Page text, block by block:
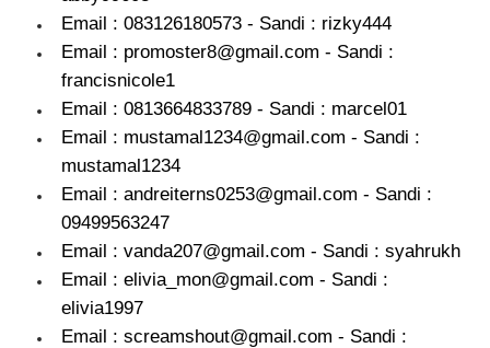
Email : 083126180573 - Sandi : rizky444
Email : promoster8@gmail.com - Sandi :
francisnicole1
Email : 0813664833789 - Sandi : marcel01
Email : mustamal1234@gmail.com - Sandi :
mustamal1234
Email : andreiterns0253@gmail.com - Sandi :
09499563247
Email : vanda207@gmail.com - Sandi : syahrukh
Email : elivia_mon@gmail.com - Sandi :
elivia1997
Email : screamshout@gmail.com - Sandi :